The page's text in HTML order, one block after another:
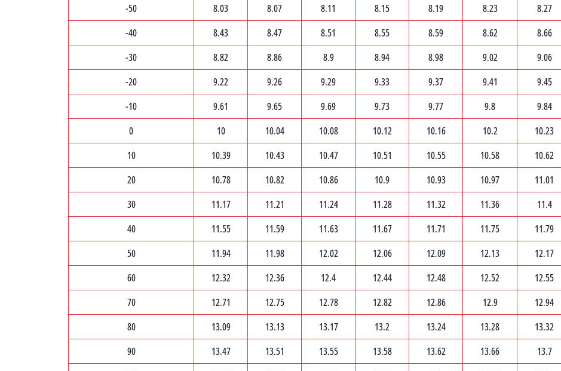
-50
8.03 8.07 8.11 8.15 8.19 8.23 8.27
-40
8.43 8.47 8.51 8.55 8.59 8.62 8.66
-30
8.82 8.86 8.9 8.94 8.98 9.02 9.06
-20
9.22 9.26 9.29 9.33 9.37 9.41 9.45
-10
9.61 9.65 9.69 9.73 9.77 9.8 9.84
0
10 10.04 10.08 10.12 10.16 10.2 10.23
10
10.39 10.43 10.47 10.51 10.55 10.58 10.62
20
10.78 10.82 10.86 10.9 10.93 10.97 11.01
30
11.17 11.21 11.24 11.28 11.32 11.36 11.4
40
11.55 11.59 11.63 11.67 11.71 11.75 11.79
50
11.94 11.98 12.02 12.06 12.09 12.13 12.17
60
12.32 12.36 12.4 12.44 12.48 12.52 12.55
70
12.71 12.75 12.78 12.82 12.86 12.9 12.94
80
13.09 13.13 13.17 13.2 13.24 13.28 13.32
90
13.47 13.51 13.55 13.58 13.62 13.66 13.7